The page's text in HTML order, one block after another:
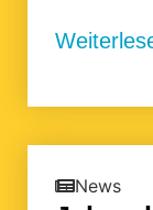
News